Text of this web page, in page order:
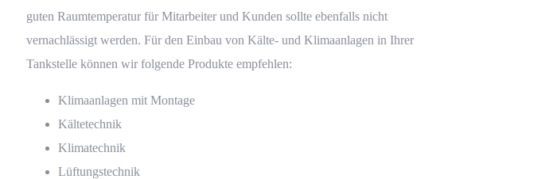
guten Raumtemperatur für Mitarbeiter und Kunden sollte ebenfalls nicht
vernachlässigt werden. Für den Einbau von Kälte- und Klimaanlagen in Ihrer
Tankstelle können wir folgende Produkte empfehlen:
Klimaanlagen mit Montage
Kältetechnik
Klimatechnik
Lüftungstechnik